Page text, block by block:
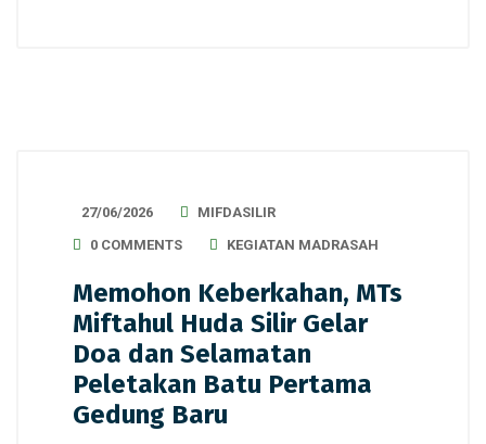
27/06/2026
MIFDASILIR
0 COMMENTS
KEGIATAN MADRASAH
Memohon Keberkahan, MTs
Miftahul Huda Silir Gelar
Doa dan Selamatan
Peletakan Batu Pertama
Gedung Baru